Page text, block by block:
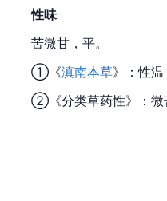
性味
苦微甘，平。
①《滇南本草》：性
②《分类草药性》：微